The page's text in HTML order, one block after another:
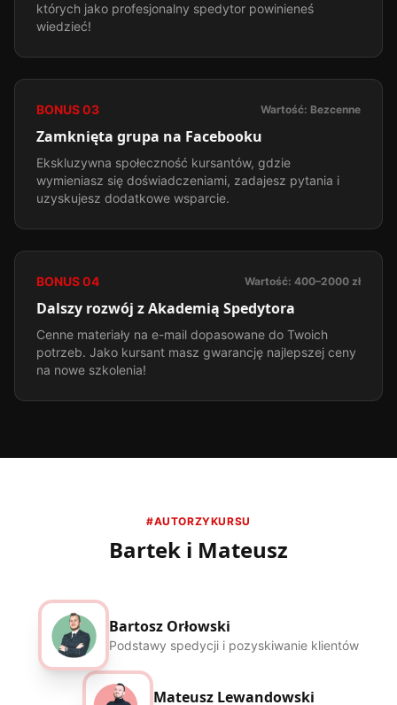
których jako profesjonalny spedytor powinieneś
wiedzieć!
BONUS03 Wartość: Bezcenne
Zamknięta grupa na Facebooku
Ekskluzywna społeczność kursantów, gdzie
wymieniasz się doświadczeniami, zadajesz pytania i
uzyskujesz dodatkowe wsparcie.
BONUS04 Wartość: 400–2000 zł
Dalszy rozwój z Akademią Spedytora
Cenne materiały na e-mail dopasowane do Twoich
potrzeb. Jako kursant masz gwarancję najlepszej ceny
na nowe szkolenia!
#AUTORZYKURSU
Bartek i Mateusz
Bartosz Orłowski
Podstawy spedycji i pozyskiwanie klientów
Mateusz Lewandowski